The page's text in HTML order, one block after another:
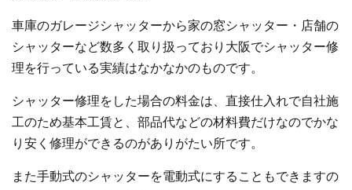
車庫のガレージシャッターから家の窓シャッター・店舗の
シャッターなど数多く取り扱っており大阪でシャッター修
理を行っている実績はなかなかのものです。
シャッター修理をした場合の料金は、直接仕入れで自社施
工のため基本工賃と、部品代などの材料費だけなのでかな
り安く修理ができるのがありがたい所です。
また手動式のシャッターを電動式にすることもできますの